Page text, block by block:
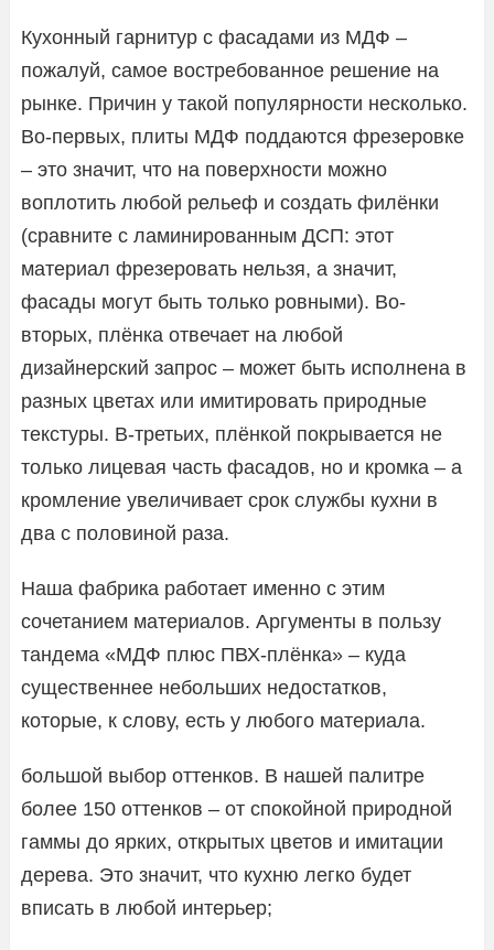
Кухонный гарнитур с фасадами из МДФ –
пожалуй, самое востребованное решение на
рынке. Причин у такой популярности несколько.
Во-первых, плиты МДФ поддаются фрезеровке
– это значит, что на поверхности можно
воплотить любой рельеф и создать филёнки
(сравните с ламинированным ДСП: этот
материал фрезеровать нельзя, а значит,
фасады могут быть только ровными). Во-
вторых, плёнка отвечает на любой
дизайнерский запрос – может быть исполнена в
разных цветах или имитировать природные
текстуры. В-третьих, плёнкой покрывается не
только лицевая часть фасадов, но и кромка – а
кромление увеличивает срок службы кухни в
два с половиной раза.
Наша фабрика работает именно с этим
сочетанием материалов. Аргументы в пользу
тандема «МДФ плюс ПВХ-плёнка» – куда
существеннее небольших недостатков,
которые, к слову, есть у любого материала.
большой выбор оттенков. В нашей палитре
более 150 оттенков – от спокойной природной
гаммы до ярких, открытых цветов и имитации
дерева. Это значит, что кухню легко будет
вписать в любой интерьер;